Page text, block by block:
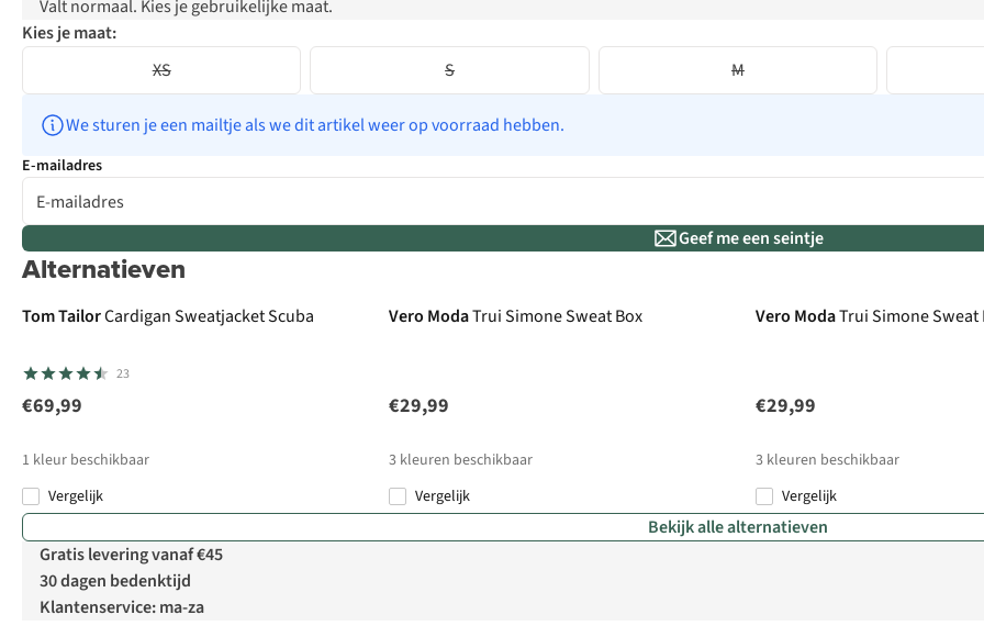
Valt normaal. Kies je gebruikelijke maat.
Kies je maat:
XS
S M
We sturen je een mailtje als we dit artikel weer op voorraad hebben.
E-mailadres
Geef me een seintje
Alternatieven
Tom TailorCardigan Sweatjacket Scuba
23
€69,99
1 kleur beschikbaar
Vergelijk
Vero ModaTrui Simone Sweat Box
€29,99
3 kleuren beschikbaar
Vergelijk
Vero ModaTrui Simone Sweat
€29,99
3 kleuren beschikbaar
Vergelijk
Bekijk alle alternatieven
Gratis levering vanaf €45
30 dagen bedenktijd
Klantenservice: ma-za